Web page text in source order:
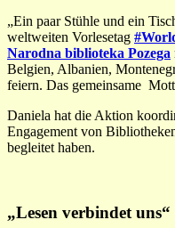
„Ein paar Stühle und ein
weltweiten Vorlesetag
Narodna biblioteka Pozega
Belgien, Albanien,
feiern. Das gemeinsame
Daniela hat die Aktion
Engagement von
begleitet haben.
„Lesen verbindet uns“